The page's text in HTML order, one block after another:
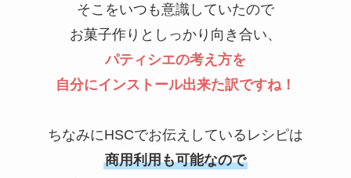
そこをいつも意識していたので
お菓子作りとしっかり向き合い、
パティシエの考え方を
自分にインストール出来た訳ですね！
ちなみにHSCでお伝えしているレシピは
商用利用も可能なので